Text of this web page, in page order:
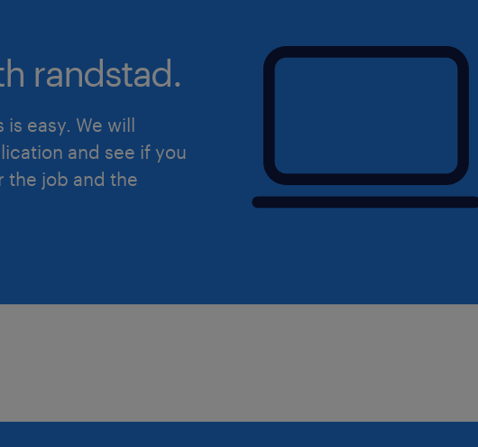
della Legge n. 300/1970, del
(https://www.randstad.it/privacy/
del Regolamento (UE) 2016/679
randstad.
easy. We will
and see if you
the job and the